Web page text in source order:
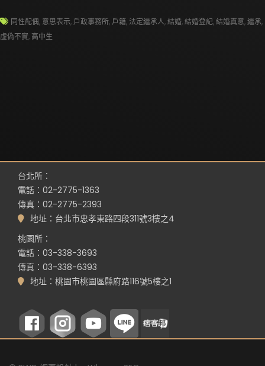
同性配偶, 意思表示, 戶政事務所, 戶籍, 法定繼承人,結婚,結婚登記,結婚真意,繼承,
虛偽不實, 高中生
台北所：
電話：02-2775-1363
傳真：02-2775-2393
地址：台北市忠孝東路四段311號3樓之4
桃園所：
電話：03-338-3693
傳真：03-338-6393
地址：桃園市桃園區縣府路116號5樓之1